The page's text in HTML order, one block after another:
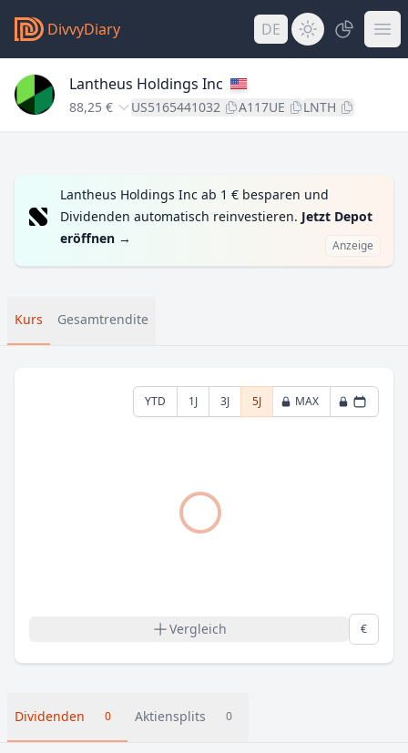
DivvyDiary DE
Lantheus Holdings Inc
88,25 € US5165441032 A117UE LNTH
Lantheus Holdings Inc ab 1 € besparen und
Dividenden automatisch reinvestieren. Jetzt Depot
eröffnen → Anzeige
Kurs Gesamtrendite
YTD 1J 3J 5J MAX
Vergleich €
Dividenden 0 Aktiensplits 0